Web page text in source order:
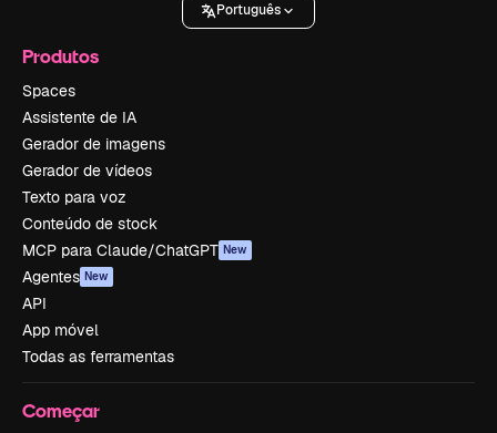
Português
Produtos
Spaces
Assistente de IA
Gerador de imagens
Gerador de vídeos
Texto para voz
Conteúdo de stock
MCP para Claude/ChatGPT New
Agentes New
API
App móvel
Todas as ferramentas
Começar